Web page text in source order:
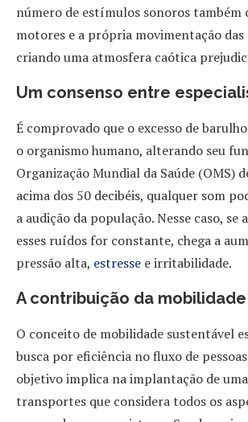
número de estímulos sonoros também
motores e a própria movimentação das
criando uma atmosfera caótica
Um consenso entre
É comprovado que o excesso de
o organismo humano, alterando seu
Organização Mundial da Saúde (OMS)
acima dos 50 decibéis, qualquer som
a audição da população. Nesse caso, se
esses ruídos for constante, chega a
pressão alta, estresse e irritabilidade.
A contribuição da
O conceito de mobilidade sustentável
busca por eficiência no fluxo de
objetivo implica na implantação de
transportes que considera todos os